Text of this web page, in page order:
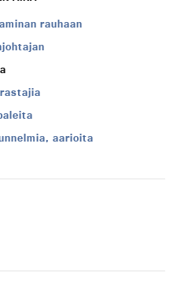
rauhaan
aarioita